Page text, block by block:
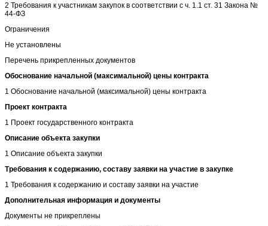
2 Требования к участникам закупок в соответствии с ч. 1.1 ст. 31 Закона №
44-ФЗ
Ограничения
Не установлены
Перечень прикрепленных документов
Обоснование начальной (максимальной) цены контракта
1 Обоснование начальной (максимальной) цены контракта
Проект контракта
1 Проект государственного контракта
Описание объекта закупки
1 Описание объекта закупки
Требования к содержанию, составу заявки на участие в закупке
1 Требования к содержанию и составу заявки на участие
Дополнительная информация и документы
Документы не прикреплены